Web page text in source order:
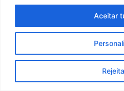
Aceitar